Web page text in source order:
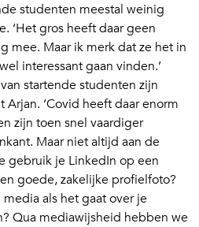
studenten meestal weinig
‘Het gros heeft daar geen
mee. Maar ik merk dat ze het in
interessant gaan vinden.’
startende studenten zijn
‘Covid heeft daar enorm
zijn toen snel vaardiger
Maar niet altijd aan de
gebruik je LinkedIn op een
goede, zakelijke profielfoto?
als het gaat over je
Qua mediawijsheid hebben we